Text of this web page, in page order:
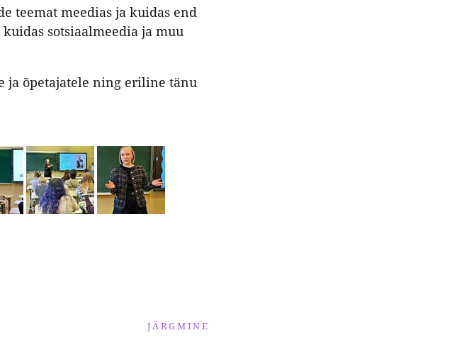
teemat meedias ja kuidas end
sotsiaalmeedia ja muu
ja õpetajatele ning eriline tänu
JÄRGMINE